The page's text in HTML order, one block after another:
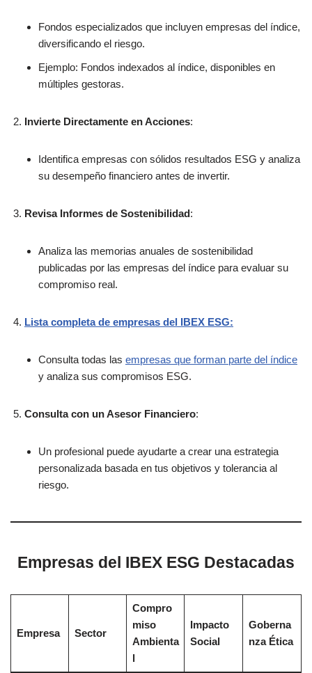
Fondos especializados que incluyen empresas del índice,
diversificando el riesgo.
Ejemplo: Fondos indexados al índice, disponibles en
múltiples gestoras.
Invierte Directamente en Acciones:
Identifica empresas con sólidos resultados ESG y analiza
su desempeño financiero antes de invertir.
Revisa Informes de Sostenibilidad:
Analiza las memorias anuales de sostenibilidad
publicadas por las empresas del índice para evaluar su
compromiso real.
Lista completa de empresas del IBEX ESG:
Consulta todas las empresas que forman parte del índice
y analiza sus compromisos ESG.
Consulta con un Asesor Financiero:
Un profesional puede ayudarte a crear una estrategia
personalizada basada en tus objetivos y tolerancia al
riesgo.
Empresas del IBEX ESG Destacadas
Empresa Sector
Compro
miso
Ambienta
l
Impacto
Social
Goberna
nza Ética